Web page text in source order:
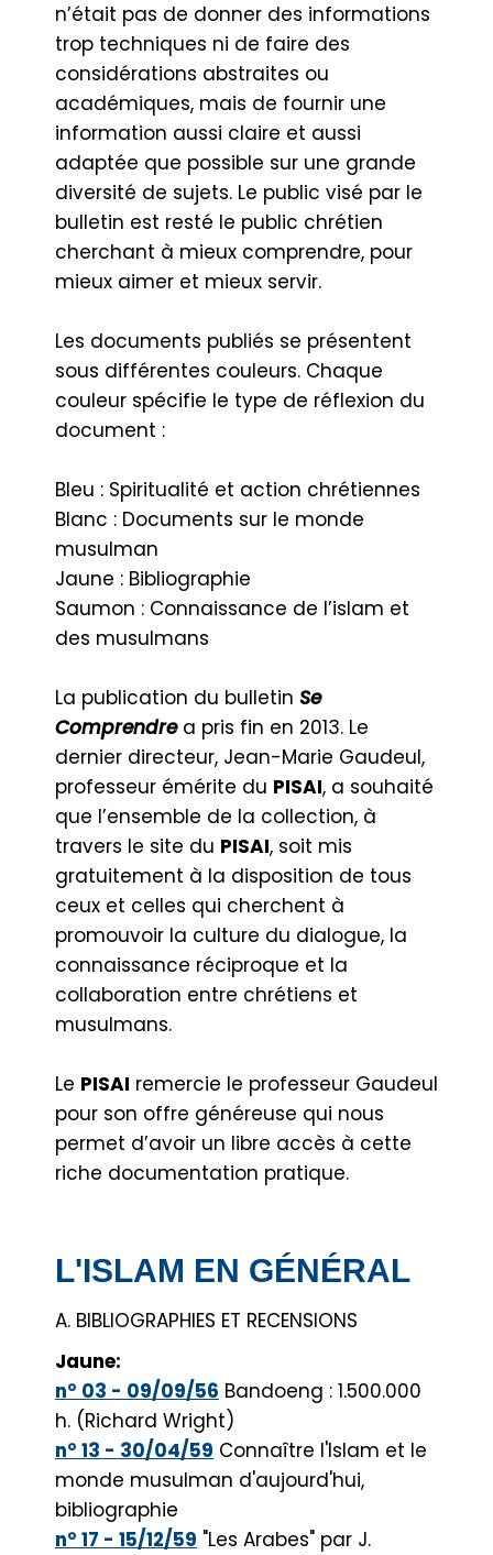
n’était pas de donner des informations
trop techniques ni de faire des
considérations abstraites ou
académiques, mais de fournir une
information aussi claire et aussi
adaptée que possible sur une grande
diversité de sujets. Le public visé par le
bulletin est resté le public chrétien
cherchant à mieux comprendre, pour
mieux aimer et mieux servir.
Les documents publiés se présentent
sous différentes couleurs. Chaque
couleur spécifie le type de réflexion du
document :
Bleu : Spiritualité et action chrétiennes
Blanc : Documents sur le monde
musulman
Jaune : Bibliographie
Saumon : Connaissance de l’islam et
des musulmans
La publication du bulletin Se
Comprendrea pris fin en 2013. Le
dernier directeur, Jean-Marie Gaudeul,
professeur émérite du PISAI, a souhaité
que l’ensemble de la collection, à
travers le site du PISAI, soit mis
gratuitement à la disposition de tous
ceux et celles qui cherchent à
promouvoir la culture du dialogue, la
connaissance réciproque et la
collaboration entre chrétiens et
musulmans.
Le PISAI remercie le professeur Gaudeul
pour son offre généreuse qui nous
permet d’avoir un libre accès à cette
riche documentation pratique.
L'ISLAM EN GÉNÉRAL
A. BIBLIOGRAPHIES ET RECENSIONS
Jaune:
n° 03 - 09/09/56 Bandoeng : 1.500.000
h. (Richard Wright)
n° 13 - 30/04/59 Connaître l'Islam et le
monde musulman d'aujourd'hui,
bibliographie
n° 17 - 15/12/59 "Les Arabes" par J.